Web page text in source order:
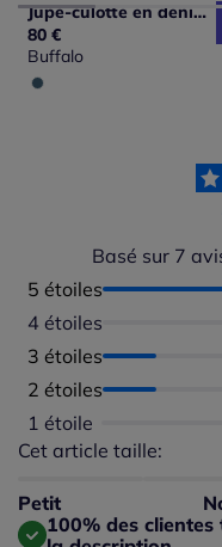
Jupe-culotte en denim avec glissière dissimulée et poches pratiques
80 €
Buffalo
Basé sur 7
5 étoiles
4 étoiles
3 étoiles
2 étoiles
1 étoile
Cet article taille:
Petit
Répartition du taillant
Taille
Taille grand : 0%
100% des